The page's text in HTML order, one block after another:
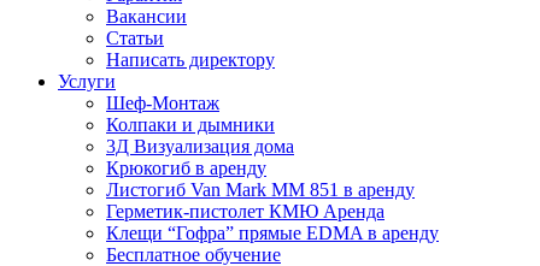
Вакансии
Статьи
Написать директору
Услуги
Шеф-Монтаж
Колпаки и дымники
3Д Визуализация дома
Крюкогиб в аренду
Листогиб Van Mark MM 851 в аренду
Герметик-пистолет КМЮ Аренда
Клещи “Гофра” прямые EDMA в аренду
Бесплатное обучение